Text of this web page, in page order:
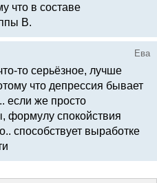
что в составе
B.
Ева
то серьёзное, лучше
что депрессия бывает
если же просто
формулу спокойствия
способствует выработке